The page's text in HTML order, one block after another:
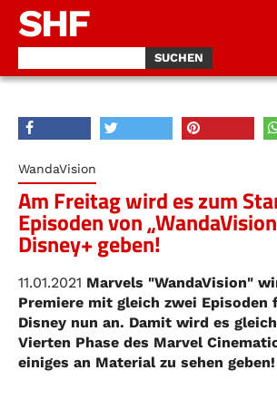
SHF
WandaVision
Am Freitag wird es zum
Episoden von
Disney+ geben!
11.01.2021 Marvels "WandaVision"
Premiere mit gleich zwei Episoden
Disney nun an. Damit wird es
Vierten Phase des Marvel
einiges an Material zu sehen geben!